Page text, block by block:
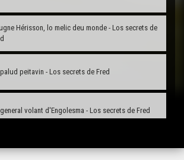
Hérisson, lo melic deu monde - Los secrets de
peitavin - Los secrets de Fred
volant d'Engolesma - Los secrets de Fred